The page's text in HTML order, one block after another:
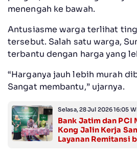
menengah ke bawah.
Antusiasme warga terlihat
tersebut. Salah satu warga,
terbantu dengan harga yang
“Harganya jauh lebih murah
Sangat membantu,” ujarnya.
Selasa, 28 Jul 2026 16:05
Bank Jatim dan PCI
Kong Jalin Kerja
Layanan Remitansi